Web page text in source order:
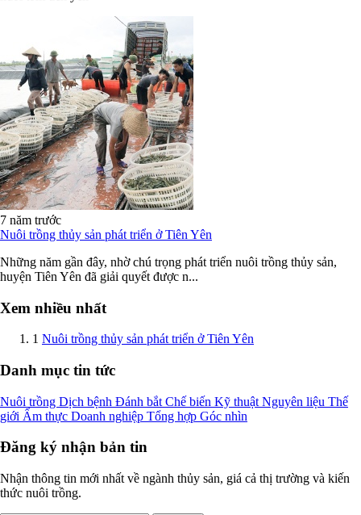
7 năm trước
Nuôi trồng thủy sản phát triển ở Tiên Yên
Những năm gần đây, nhờ chú trọng phát triển nuôi trồng thủy sản,
huyện Tiên Yên đã giải quyết được n...
Xem nhiều nhất
1 Nuôi trồng thủy sản phát triển ở Tiên Yên
Danh mục tin tức
Nuôi trồng Dịch bệnh Đánh bắt Chế biến Kỹ thuật Nguyên liệu Thế
giới Ẩm thực Doanh nghiệp Tổng hợp Góc nhìn
Đăng ký nhận bản tin
Nhận thông tin mới nhất về ngành thủy sản, giá cả thị trường và kiến
thức nuôi trồng.